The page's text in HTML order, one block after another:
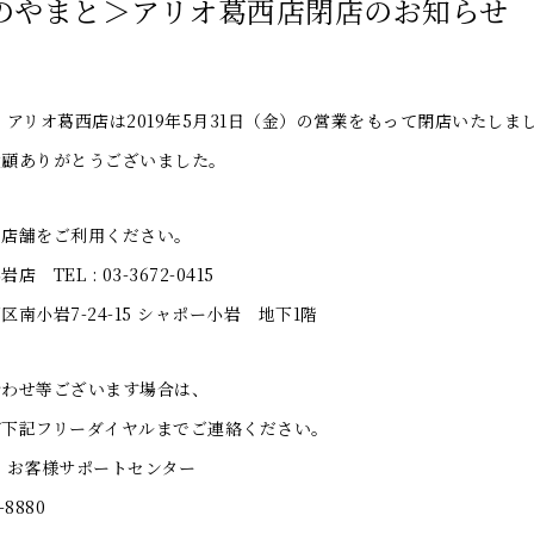
やまと＞アリオ葛西店閉店のお知らせ
リオ葛西店は2019年5月31日（金）の営業をもって閉店いたしま
ありがとうございました。
舗をご利用ください。
岩店 TEL : 03-3672-0415
南小岩7-24-15 シャポー小岩 地下1階
せ等ございます場合は、
記フリーダイヤルまでご連絡ください。
客様サポートセンター
8880